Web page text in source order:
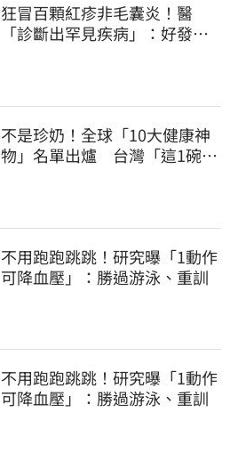
狂冒百顆紅疹非毛囊炎！醫
「診斷出罕見疾病」：好發這
不是珍奶！全球「10大健康神
物」名單出爐 台灣「這1碗」
不用跑跑跳跳！研究曝「1動作
可降血壓」：勝過游泳、重訓
不用跑跑跳跳！研究曝「1動作
可降血壓」：勝過游泳、重訓